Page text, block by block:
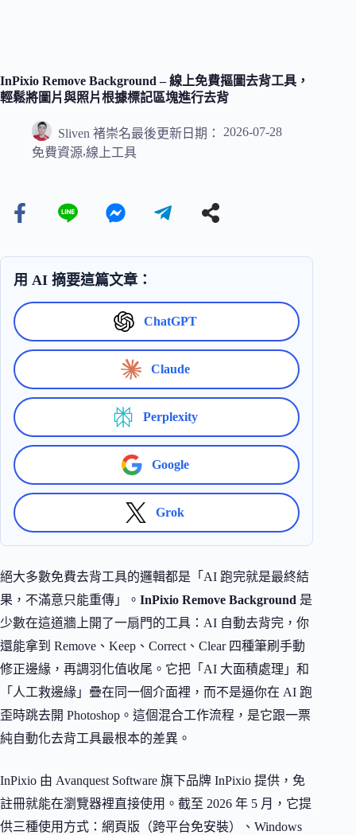
InPixio Remove Background – 線上免費摳圖去背工具，
輕鬆將圖片與照片根據標記區塊進行去背
Sliven 褚崇名最後更新日期：
2026-07-28
免費資源,線上工具
用 AI 摘要這篇文章：
ChatGPT
Claude
Perplexity
Google
Grok
絕大多數免費去背工具的邏輯都是「AI 跑完就是最終結
果，不滿意只能重傳」。 InPixio Remove Background 是
少數在這道牆上開了一扇門的工具：AI 自動去背完，你
還能拿到 Remove、Keep、Correct、Clear 四種筆刷手動
修正邊緣，再調羽化值收尾。它把「AI 大面積處理」和
「人工救邊緣」疊在同一個介面裡，而不是逼你在 AI 跑
歪時跳去開 Photoshop。這個混合工作流程，是它跟一票
純自動化去背工具最根本的差異。
InPixio 由 Avanquest Software 旗下品牌 InPixio 提供，免
註冊就能在瀏覽器裡直接使用。截至 2026 年 5 月，它提
供三種使用方式：網頁版（跨平台免安裝）、Windows